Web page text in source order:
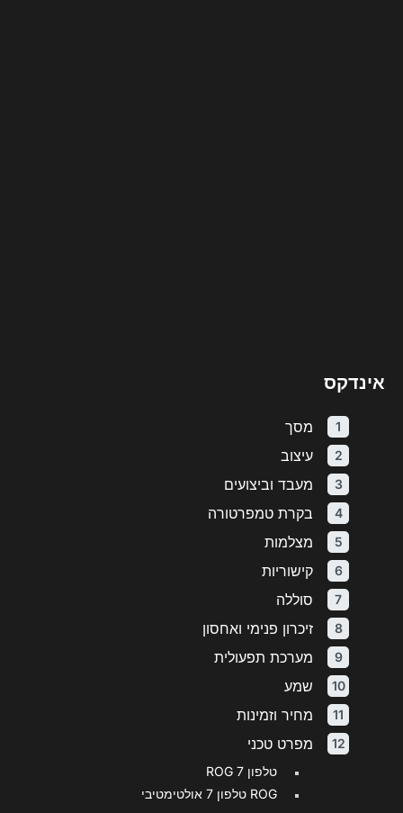
אינדקס
מסך
עיצוב
מעבד וביצועים
בקרת טמפרטורה
מצלמות
קישוריות
סוללה
זיכרון פנימי ואחסון
מערכת תפעולית
שמע
מחיר וזמינות
מפרט טכני
טלפון ROG 7
ROG טלפון 7 אולטימטיבי